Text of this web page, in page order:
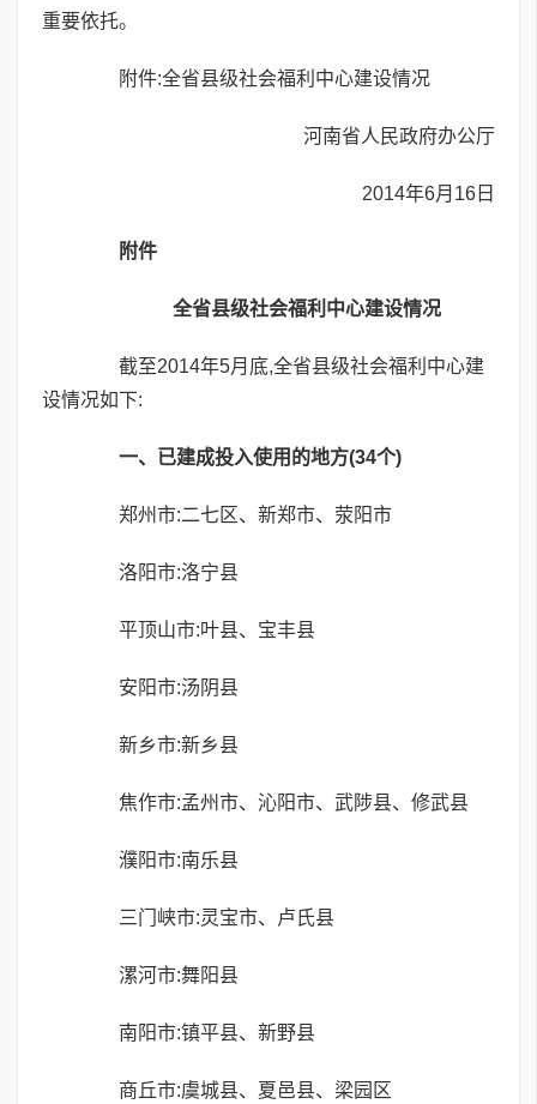
重要依托。
附件:全省县级社会福利中心建设情况
河南省人民政府办公厅
2014年6月16日
附件
全省县级社会福利中心建设情况
截至2014年5月底,全省县级社会福利中心建
设情况如下:
一、已建成投入使用的地方(34个)
郑州市:二七区、新郑市、荥阳市
洛阳市:洛宁县
平顶山市:叶县、宝丰县
安阳市:汤阴县
新乡市:新乡县
焦作市:孟州市、沁阳市、武陟县、修武县
濮阳市:南乐县
三门峡市:灵宝市、卢氏县
漯河市:舞阳县
南阳市:镇平县、新野县
商丘市:虞城县、夏邑县、梁园区